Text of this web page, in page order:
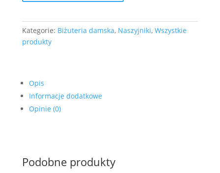
z
ANA
Kategorie: Biżuteria damska, Naszyjniki, Wszystkie
produkty
Opis
Informacje dodatkowe
Opinie (0)
Podobne produkty